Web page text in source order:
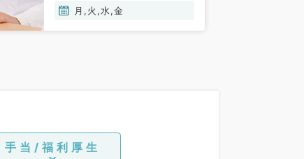
血液内科、膠原病科
月,火,水,金
手当/福利厚生